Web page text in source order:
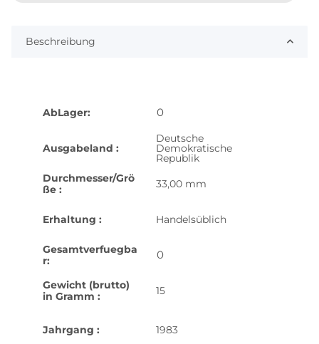
Beschreibung
AbLager: 0
Ausgabeland :
Deutsche
Demokratische
Republik
Durchmesser/Grö
ße :
33,00 mm
Erhaltung : Handelsüblich
Gesamtverfuegba
r:
0
Gewicht (brutto)
in Gramm :
15
Jahrgang : 1983